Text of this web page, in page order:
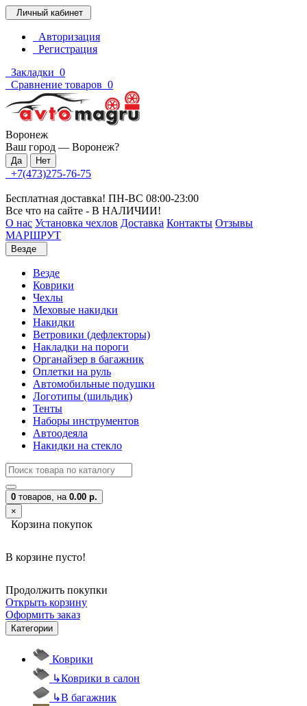
Личный кабинет
Авторизация
Регистрация
Закладки 0
Сравнение товаров 0
Воронеж
Ваш город — Воронеж?
+7(473)275-76-75
Бесплатная доставка! ПН-ВС 08:00-23:00
Все что на сайте - В НАЛИЧИИ!
О нас Установка чехлов Доставка Контакты Отзывы
МАРШРУТ
Везде
Везде
Коврики
Чехлы
Меховые накидки
Накидки
Ветровики (дефлекторы)
Накладки на пороги
Органайзер в багажник
Оплетки на руль
Автомобильные подушки
Логотипы (шильдик)
Тенты
Наборы инструментов
Автоодеяла
Накидки на стекло
0 товаров, на 0.00 р.
×
Корзина покупок
В корзине пусто!
Продолжить покупки
Открыть корзину
Оформить заказ
Категории
Коврики
↳Коврики в салон
↳В багажник